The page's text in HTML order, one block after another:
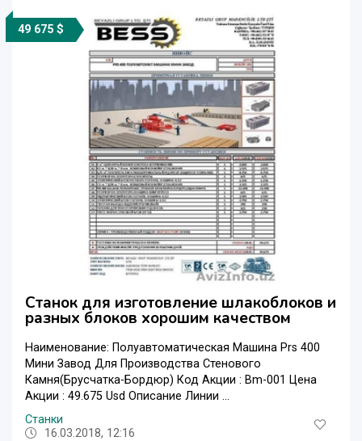
49 675 $
Станок для изготовление шлакоблоков и
разных блоков хорошим качеством
Наименование: Полуавтоматическая Машина Prs 400
Мини Завод Для Производства Стенового
Камня(Брусчатка-Бордюр) Код Акции : Bm-001 Цена
Акции : 49.675 Usd Описание Линии ...
Станки
16.03.2018, 12:16